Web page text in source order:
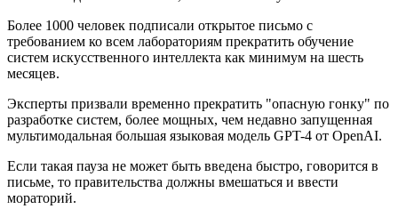
Более 1000 человек подписали открытое письмо с
требованием ко всем лабораториям прекратить обучение
систем искусственного интеллекта как минимум на шесть
месяцев.
Эксперты призвали временно прекратить "опасную гонку" по
разработке систем, более мощных, чем недавно запущенная
мультимодальная большая языковая модель GPT-4 от OpenAI.
Если такая пауза не может быть введена быстро, говорится в
письме, то правительства должны вмешаться и ввести
мораторий.